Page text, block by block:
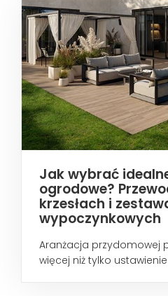
Jak wybrać
ogrodowe?
krzesłach i
wypoczynkowych
Aranżacja przydomowej
więcej niż tylko